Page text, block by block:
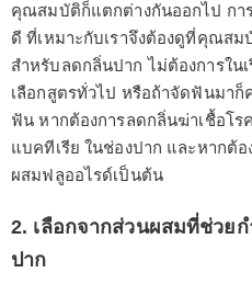
คุณสมบัติก็แตกต่างกันออกไป กา
ดี ที่เหมาะกับเราจึงต้องดูที่คุณส
สำหรับลดกลิ่นปาก ไม่ต้องการใน
เลือกสูตรทั่วไป หรือถ้าจัดฟันมาก็
ฟัน หากต้องการลดกลิ่นฆ่าเชื้อโร
แบคทีเรีย ในช่องปาก และหากต้
ผสมฟลูออไรด์เป็นต้น
2. เลือกจากส่วนผสมที่ช่วย
ปาก